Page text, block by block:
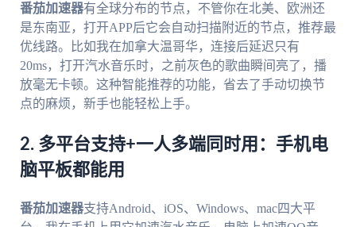
番茄加速器有全球分布的节点，不管你在北美、欧洲还
是东南亚，打开APP后它会自动扫描附近的节点，推荐最
优线路。比如我在加拿大温哥华，连接后延迟只有
20ms，打开汽水音乐时，之前灰色的歌曲瞬间亮了，播
放毫无卡顿。这种智能推荐的功能，省去了手动切换节
点的麻烦，新手也能轻松上手。
2. 多平台支持+一人多端同时用：手机电
脑平板都能用
番茄加速器支持Android、iOS、Windows、mac四大平